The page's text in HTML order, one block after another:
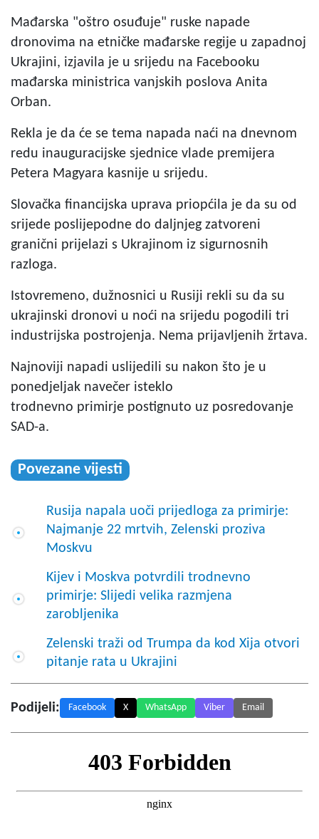
Mađarska "oštro osuđuje" ruske napade
dronovima na etničke mađarske regije u zapadnoj
Ukrajini, izjavila je u srijedu na Facebooku
mađarska ministrica vanjskih poslova Anita
Orban.
Rekla je da će se tema napada naći na dnevnom
redu inauguracijske sjednice vlade premijera
Petera Magyara kasnije u srijedu.
Slovačka financijska uprava priopćila je da su od
srijede poslijepodne do daljnjeg zatvoreni
granični prijelazi s Ukrajinom iz sigurnosnih
razloga.
Istovremeno, dužnosnici u Rusiji rekli su da su
ukrajinski dronovi u noći na srijedu pogodili tri
industrijska postrojenja. Nema prijavljenih žrtava.
Najnoviji napadi uslijedili su nakon što je u
ponedjeljak navečer isteklo
trodnevno primirje postignuto uz posredovanje
SAD-a.
Povezane vijesti
Rusija napala uoči prijedloga za primirje:
Najmanje 22 mrtvih, Zelenski proziva
Moskvu
Kijev i Moskva potvrdili trodnevno
primirje: Slijedi velika razmjena
zarobljenika
Zelenski traži od Trumpa da kod Xija otvori
pitanje rata u Ukrajini
Podijeli: Facebook X WhatsApp Viber Email